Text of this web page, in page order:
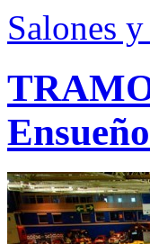
Salones
Ensueño